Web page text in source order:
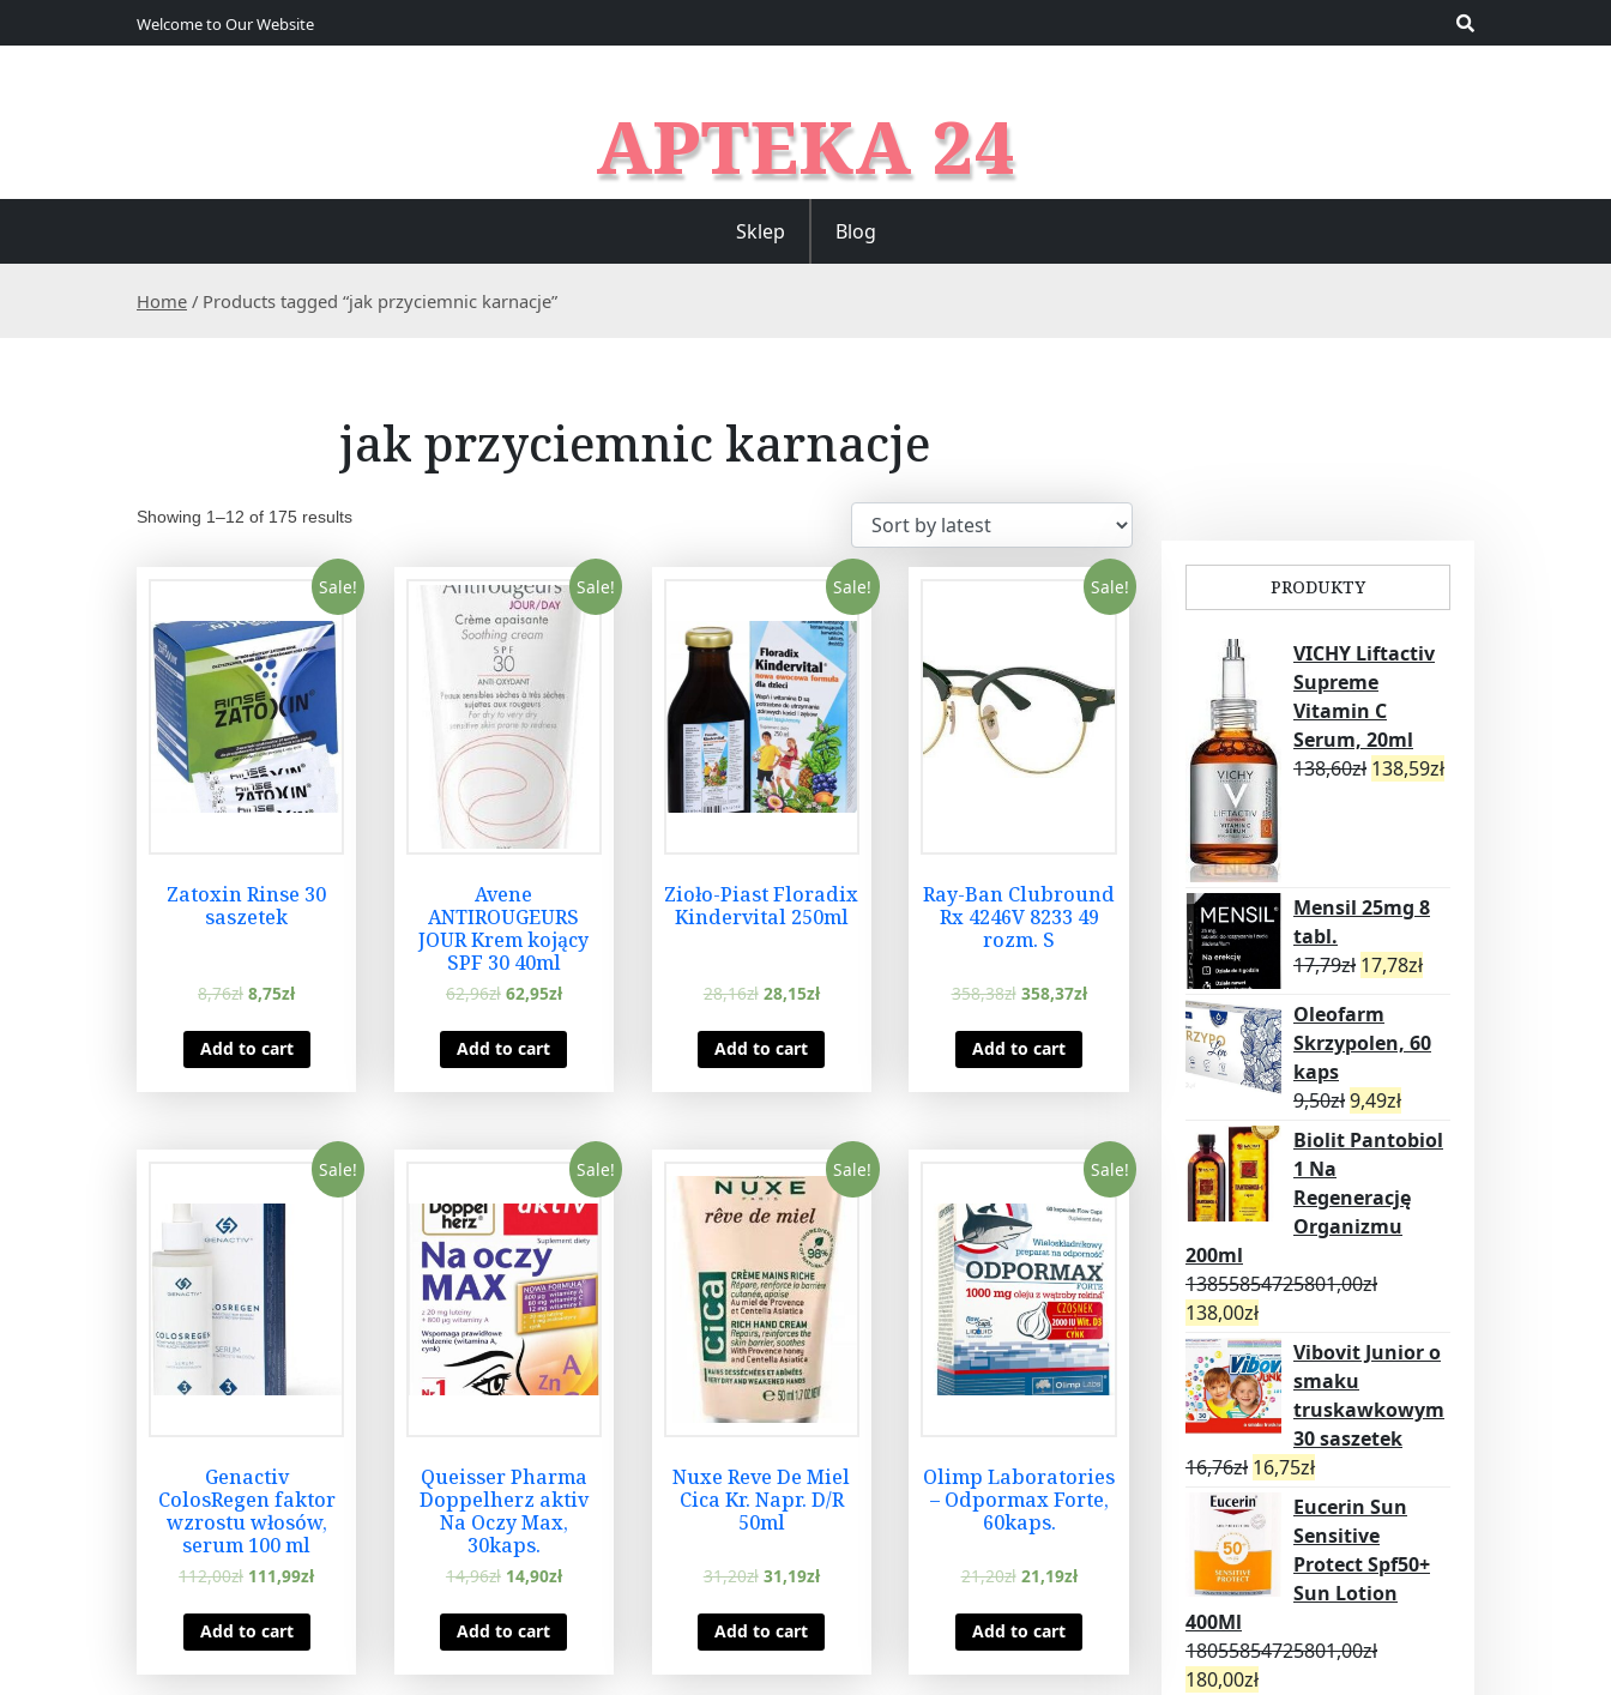
k
t
Welcome to Our Website
APTEKA 24
Sklep Blog
Home / Products tagged “jak przyciemnic karnacje”
jak przyciemnic karnacje
Showing 1–12 of 175 results
Sale!
Zatoxin Rinse 30
saszetek
8,76zł 8,75zł
Add to cart
Sale!
Avene
ANTIROUGEURS
JOUR Krem kojący
SPF 30 40ml
62,96zł 62,95zł
Add to cart
Sale!
Zioło-Piast Floradix
Kindervital 250ml
28,16zł 28,15zł
Add to cart
Sale!
Ray-Ban Clubround
Rx 4246V 8233 49
rozm. S
358,38zł 358,37zł
Add to cart
Sale!
Genactiv
ColosRegen faktor
wzrostu włosów,
serum 100 ml
112,00zł 111,99zł
Add to cart
Sale!
Queisser Pharma
Doppelherz aktiv
Na Oczy Max,
30kaps.
14,96zł 14,90zł
Add to cart
Sale!
Nuxe Reve De Miel
Cica Kr. Napr. D/R
50ml
31,20zł 31,19zł
Add to cart
Sale!
Olimp Laboratories
– Odpormax Forte,
60kaps.
21,20zł 21,19zł
Add to cart
PRODUKTY
VICHY Liftactiv
Supreme
Vitamin C
Serum, 20ml
138,60zł 138,59zł
Mensil 25mg 8
tabl.
17,79zł 17,78zł
Oleofarm
Skrzypolen, 60
kaps
9,50zł9,49zł
Biolit Pantobiol
1 Na
Regenerację
Organizmu
200ml
13855854725801,00zł
138,00zł
Vibovit Junior o
smaku
truskawkowym
30 saszetek
16,76zł 16,75zł
Eucerin Sun
Sensitive
Protect Spf50+
Sun Lotion
400Ml
18055854725801,00zł
180,00zł